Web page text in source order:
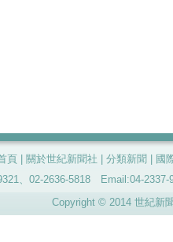
頁 關於世紀新聞社 分類新聞
國
、02-2636-5818 Email:04-
Copyright © 2014 世紀新